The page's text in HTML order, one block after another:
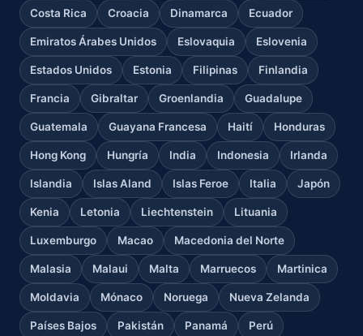
Costa Rica Croacia Dinamarca Ecuador
Emiratos Árabes Unidos Eslovaquia Eslovenia
Estados Unidos Estonia Filipinas Finlandia
Francia Gibraltar Groenlandia Guadalupe
Guatemala Guayana Francesa Haití Honduras
Hong Kong Hungría India Indonesia Irlanda
Islandia Islas Aland Islas Feroe Italia Japón
Kenia Letonia Liechtenstein Lituania
Luxemburgo Macao Macedonia del Norte
Malasia Malaui Malta Marruecos Martinica
Moldavia Mónaco Noruega Nueva Zelanda
Países Bajos Pakistán Panamá Perú